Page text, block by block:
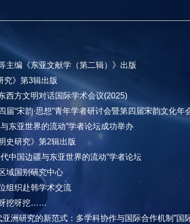
主编《东亚文献学（第二辑）》出版
究》第3辑出版
西方文明对话国际学术会议(2025)
届“宋韵·思想”青年学者研讨会暨第四届宋韵文化年
东亚世界的流动”学者论坛成功举办
史研究》第2辑出版
中国边疆与东亚世界的流动”学者论坛
域国别研究中心
组织赴韩学术交流
呀挖呀挖……
亚洲研究的新范式：多学科协作与国际合作机制”国